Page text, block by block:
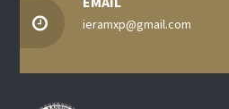
ieramxp@gmail.com